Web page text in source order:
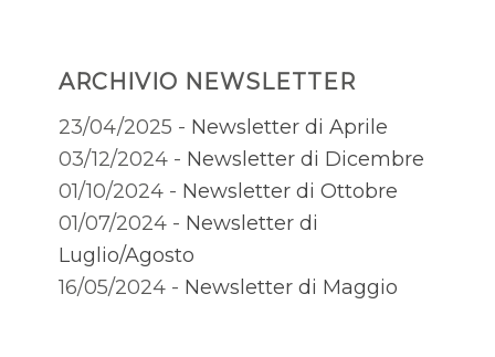
ARCHIVIO NEWSLETTER
23/04/2025 - Newsletter di Aprile
03/12/2024 - Newsletter di Dicembre
01/10/2024 - Newsletter di Ottobre
01/07/2024 - Newsletter di
Luglio/Agosto
16/05/2024 - Newsletter di Maggio